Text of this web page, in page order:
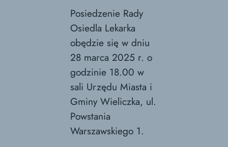
Posiedzenie Rady
Osiedla Lekarka
obędzie się w dniu
28 marca 2025 r. o
godzinie 18.00 w
sali Urzędu Miasta i
Gminy Wieliczka, ul.
Powstania
Warszawskiego 1.